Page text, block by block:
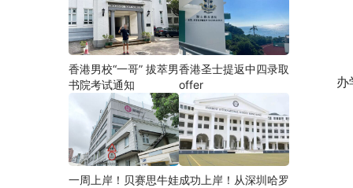
办
香港男校“一哥” 拔萃男
书院考试通知
香港圣士提返中四录取
offer
一周上岸！贝赛思牛娃成功上岸！从深圳哈罗